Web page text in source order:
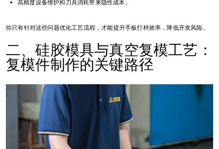
高精度设备维护和刀具消耗带来隐性成本。
你只有针对这些问题优化工艺流程，才能提升手板打样效率，降低开发风险。
二、硅胶模具与真空复模工艺：
复模件制作的关键路径